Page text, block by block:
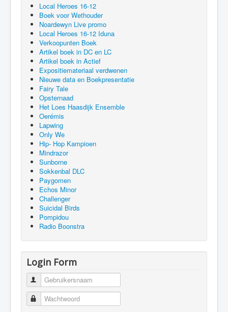
Local Heroes 16-12
Boek voor Wethouder
Noardewyn Live promo
Local Heroes 16-12 Iduna
Verkoopunten Boek
Artikel boek in DC en LC
Artikel boek in Actief
Expositiemateriaal verdwenen
Nieuwe data en Boekpresentatie
Fairy Tale
Opsternaad
Het Loes Haasdijk Ensemble
Oerémis
Lapwing
Only We
Hip- Hop Kampioen
Mindrazor
Sunborne
Sokkenbal DLC
Paygomen
Echos Minor
Challenger
Suicidal Birds
Pompidou
Radio Boonstra
Login Form
Gebruikersnaam
Wachtwoord